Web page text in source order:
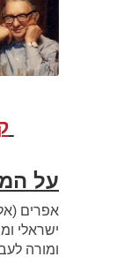
על
אפרים
ישראלי
ומורה